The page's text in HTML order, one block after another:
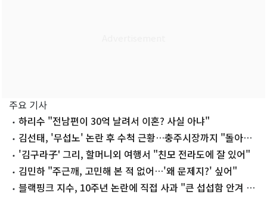
주요 기사
하리수 "전남편이 30억 날려서 이혼? 사실 아냐"
김선태, '무섭노' 논란 후 수척 근황…충주시장까지 "돌아올
생각 없냐?"
'김구라子' 그리, 할머니외 여행서 "친모 전라도에 잘 있어"
김민하 "주근깨, 고민해 본 적 없어…'왜 문제지?' 싶어"
블랙핑크 지수, 10주년 논란에 직접 사과 "큰 섭섭함 안겨 미